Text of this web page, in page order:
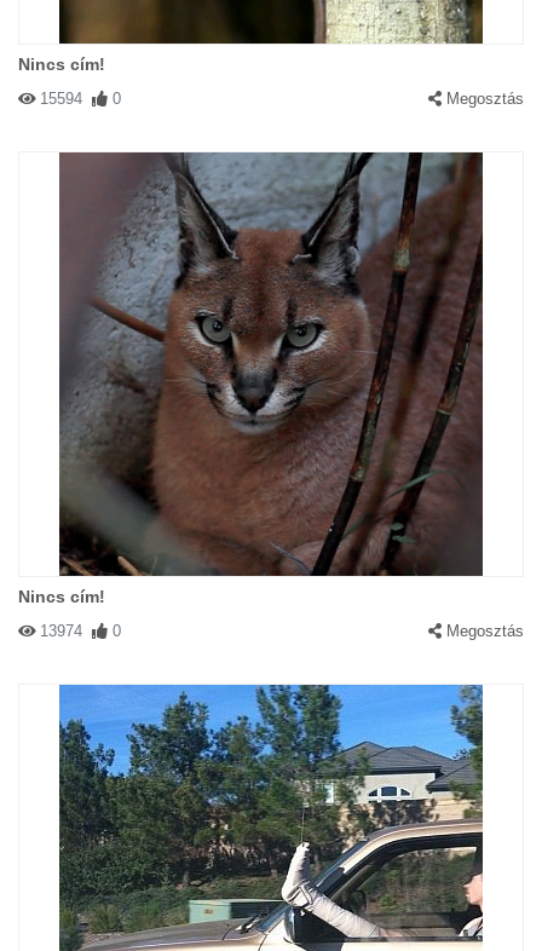
Nincs cím!
15594 0 Megosztás
Nincs cím!
13974 0 Megosztás